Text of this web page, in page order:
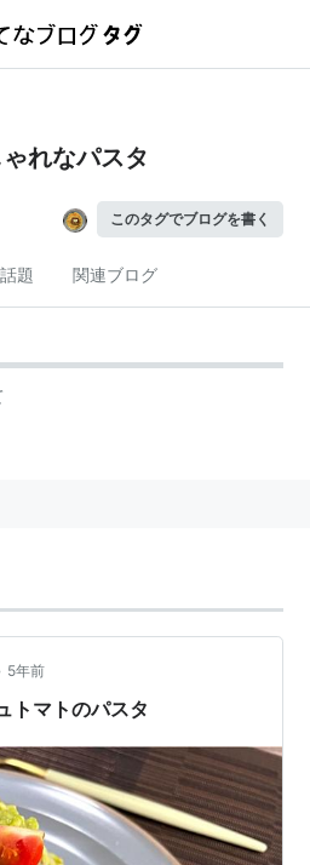
れなパスタ
このタグでブログを書く
題 関連ブログ
5年前
トマトのパスタ